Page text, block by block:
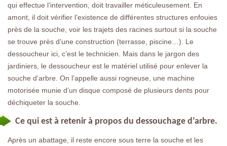
qui effectue l’intervention, doit travailler méticuleusement. En
amont, il doit vérifier l’existence de différentes structures enfouies
près de la souche, voir les trajets des racines surtout si la souche
se trouve près d’une construction (terrasse, piscine…). Le
dessoucheur ici, c’est le technicien. Mais dans le jargon des
jardiniers, le dessoucheur est le matériel utilisé pour enlever la
souche d’arbre. On l’appelle aussi rogneuse, une machine
motorisée munie d’un disque composé de plusieurs dents pour
déchiqueter la souche.
Ce qui est à retenir à propos du dessouchage d’arbre.
Après un abattage, il reste encore sous terre la souche et les